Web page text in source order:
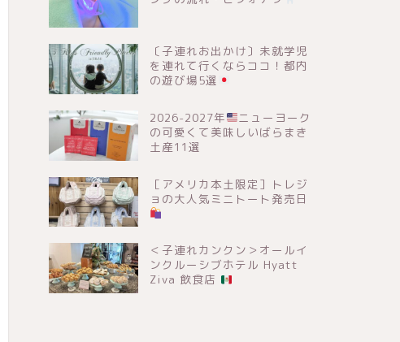
〔子連れお出かけ〕未就学児
を連れて行くならココ！都内
の遊び場5選
2026-2027年
ニューヨーク
の可愛くて美味しいばらまき
土産11選
［アメリカ本土限定］トレジ
ョの大人気ミニトート発売日
＜子連れカンクン＞オールイ
ンクルーシブホテル Hyatt
Ziva 飲食店